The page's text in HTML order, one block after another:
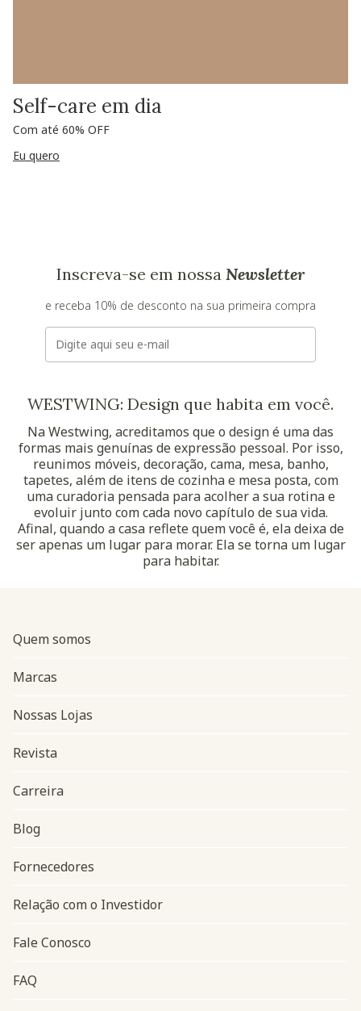
Self-care em dia
Com até 60% OFF
Eu quero
Inscreva-se em nossa Newsletter
e receba 10% de desconto na sua primeira compra
E-mail
WESTWING: Design que habita em você.
Na Westwing, acreditamos que o design é uma das
formas mais genuínas de expressão pessoal. Por isso,
reunimos móveis, decoração, cama, mesa, banho,
tapetes, além de itens de cozinha e mesa posta, com
uma curadoria pensada para acolher a sua rotina e
evoluir junto com cada novo capítulo de sua vida.
Afinal, quando a casa reflete quem você é, ela deixa de
ser apenas um lugar para morar. Ela se torna um lugar
para habitar.
Navegação do rodapé
Quem somos
Marcas
Nossas Lojas
Revista
Carreira
Blog
Fornecedores
Relação com o Investidor
Fale Conosco
FAQ